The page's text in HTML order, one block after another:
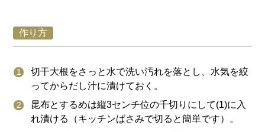
作り方
切干大根をさっと水で洗い汚れを落とし、水気を絞
ってからだし汁に漬けておく。
昆布とするめは縦3センチ位の千切りにして(1)に入
れ漬ける（キッチンばさみで切ると簡単です）。